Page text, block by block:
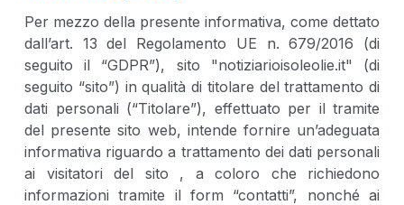
Per mezzo della presente informativa, come dettato
dall’art. 13 del Regolamento UE n. 679/2016 (di
seguito il “GDPR”), sito "notiziarioisoleolie.it" (di
seguito “sito”) in qualità di titolare del trattamento di
dati personali (“Titolare”), effettuato per il tramite
del presente sito web, intende fornire un’adeguata
informativa riguardo a trattamento dei dati personali
ai visitatori del sito , a coloro che richiedono
informazioni tramite il form “contatti”, nonché ai